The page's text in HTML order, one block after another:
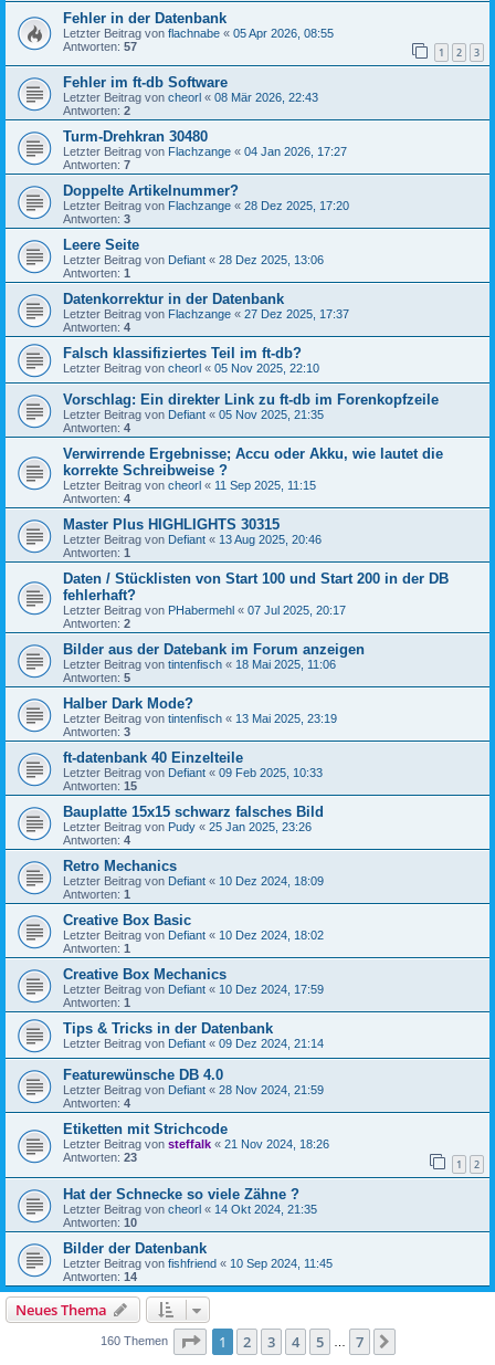
Fehler in der Datenbank
Letzter Beitrag von flachnabe « 05 Apr 2026, 08:55
Antworten: 57 1 2 3
Fehler im ft-db Software
Letzter Beitrag von cheorl « 08 Mär 2026, 22:43
Antworten: 2
Turm-Drehkran 30480
Letzter Beitrag von Flachzange « 04 Jan 2026, 17:27
Antworten: 7
Doppelte Artikelnummer?
Letzter Beitrag von Flachzange « 28 Dez 2025, 17:20
Antworten: 3
Leere Seite
Letzter Beitrag von Defiant « 28 Dez 2025, 13:06
Antworten: 1
Datenkorrektur in der Datenbank
Letzter Beitrag von Flachzange « 27 Dez 2025, 17:37
Antworten: 4
Falsch klassifiziertes Teil im ft-db?
Letzter Beitrag von cheorl « 05 Nov 2025, 22:10
Vorschlag: Ein direkter Link zu ft-db im Forenkopfzeile
Letzter Beitrag von Defiant « 05 Nov 2025, 21:35
Antworten: 4
Verwirrende Ergebnisse; Accu oder Akku, wie lautet die
korrekte Schreibweise ?
Letzter Beitrag von cheorl « 11 Sep 2025, 11:15
Antworten: 4
Master Plus HIGHLIGHTS 30315
Letzter Beitrag von Defiant « 13 Aug 2025, 20:46
Antworten: 1
Daten / Stücklisten von Start 100 und Start 200 in der DB
fehlerhaft?
Letzter Beitrag von PHabermehl « 07 Jul 2025, 20:17
Antworten: 2
Bilder aus der Datebank im Forum anzeigen
Letzter Beitrag von tintenfisch « 18 Mai 2025, 11:06
Antworten: 5
Halber Dark Mode?
Letzter Beitrag von tintenfisch « 13 Mai 2025, 23:19
Antworten: 3
ft-datenbank 40 Einzelteile
Letzter Beitrag von Defiant « 09 Feb 2025, 10:33
Antworten: 15
Bauplatte 15x15 schwarz falsches Bild
Letzter Beitrag von Pudy « 25 Jan 2025, 23:26
Antworten: 4
Retro Mechanics
Letzter Beitrag von Defiant « 10 Dez 2024, 18:09
Antworten: 1
Creative Box Basic
Letzter Beitrag von Defiant « 10 Dez 2024, 18:02
Antworten: 1
Creative Box Mechanics
Letzter Beitrag von Defiant « 10 Dez 2024, 17:59
Antworten: 1
Tips & Tricks in der Datenbank
Letzter Beitrag von Defiant « 09 Dez 2024, 21:14
Featurewünsche DB 4.0
Letzter Beitrag von Defiant « 28 Nov 2024, 21:59
Antworten: 4
Etiketten mit Strichcode
Letzter Beitrag von steffalk « 21 Nov 2024, 18:26
Antworten: 23 1 2
Hat der Schnecke so viele Zähne ?
Letzter Beitrag von cheorl « 14 Okt 2024, 21:35
Antworten: 10
Bilder der Datenbank
Letzter Beitrag von fishfriend « 10 Sep 2024, 11:45
Antworten: 14
Neues Thema
160 Themen Seite 1von
1 2 3 4 5 7